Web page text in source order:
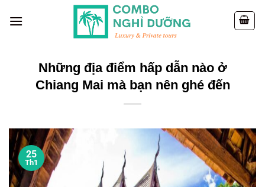
Những địa điểm hấp dẫn nào ở
Chiang Mai mà bạn nên ghé đến
25
Th1